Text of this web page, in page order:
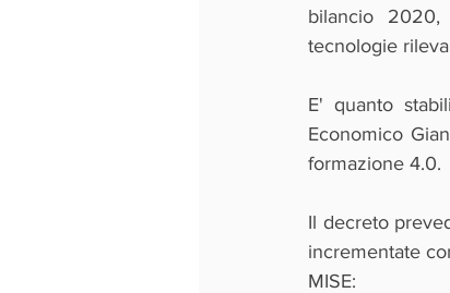
bilancio 2020,
tecnologie
E' quanto
Economico
formazione 4.0.
Il decreto
incrementate
MISE: